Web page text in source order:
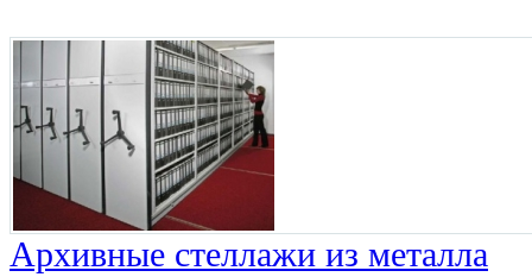
Архивные стеллажи из металла